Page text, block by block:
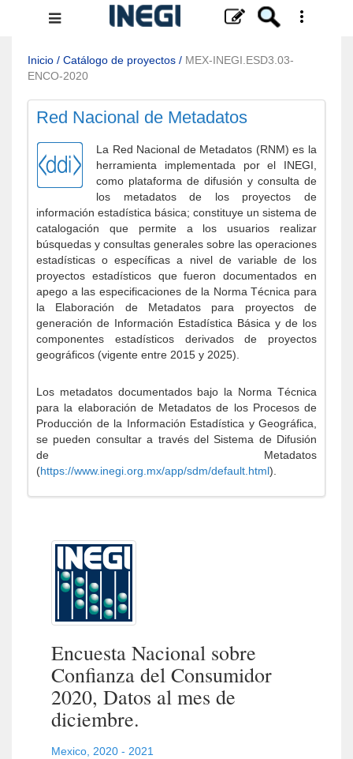
Menú
navegación
Inicio / Catálogo de proyectos / MEX-INEGI.ESD3.03-
ENCO-2020
Red Nacional de Metadatos
La Red Nacional de Metadatos (RNM) es la
herramienta implementada por el INEGI,
como plataforma de difusión y consulta de
los metadatos de los proyectos de
información estadística básica; constituye un sistema de
catalogación que permite a los usuarios realizar
búsquedas y consultas generales sobre las operaciones
estadísticas o específicas a nivel de variable de los
proyectos estadísticos que fueron documentados en
apego a las especificaciones de la Norma Técnica para
la Elaboración de Metadatos para proyectos de
generación de Información Estadística Básica y de los
componentes estadísticos derivados de proyectos
geográficos (vigente entre 2015 y 2025).
Los metadatos documentados bajo la Norma Técnica
para la elaboración de Metadatos de los Procesos de
Producción de la Información Estadística y Geográfica,
se pueden consultar a través del Sistema de Difusión
de Metadatos
(https://www.inegi.org.mx/app/sdm/default.html).
Encuesta Nacional sobre
Confianza del Consumidor
2020, Datos al mes de
diciembre.
Mexico 2020 - 2021